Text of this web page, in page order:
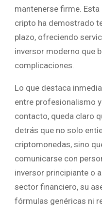
mantenerse firme.
cripto ha demostrado
plazo, ofreciendo
inversor moderno que
complicaciones.
Lo que destaca
entre profesionalismo
contacto, queda claro
detrás que no solo
criptomonedas, sino
comunicarse con
inversor principiante o
sector financiero, su
fórmulas genéricas ni